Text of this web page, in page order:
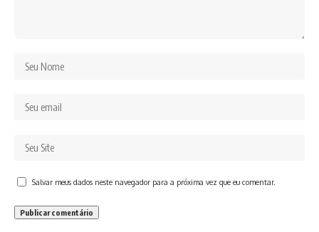
Salvar meus dados neste navegador para a próxima vez que eu comentar.